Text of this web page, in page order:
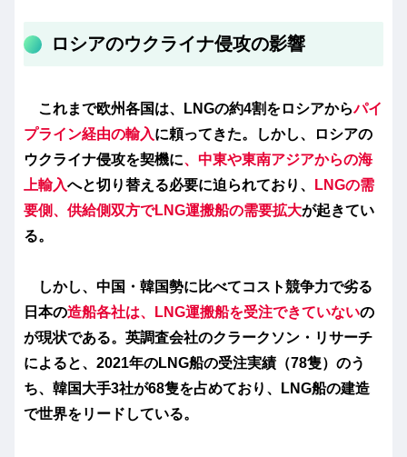
ロシアのウクライナ侵攻の影響
これまで欧州各国は、LNGの約4割をロシアからパイ
プライン経由の輸入に頼ってきた。しかし、ロシアの
ウクライナ侵攻を契機に、中東や東南アジアからの海
上輸入へと切り替える必要に迫られており、
LNGの需
要側、供給側双方でLNG運搬船の需要拡大が起きてい
る。
しかし、中国・韓国勢に比べてコスト競争力で劣る
日本の造船各社は、LNG運搬船を受注できていないの
が現状である。英調査会社のクラークソン・リサーチ
によると、2021年のLNG船の受注実績（78隻）のう
ち、韓国大手3社が68隻を占めており、LNG船の建造
で世界をリードしている。